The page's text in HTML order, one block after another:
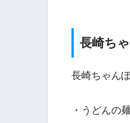
長崎ち
長崎ちゃん
・うどんの